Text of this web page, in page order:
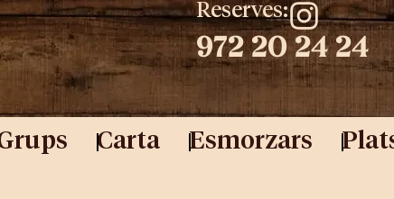
Reserves:
972 20 24 24
Carta Esmorzars